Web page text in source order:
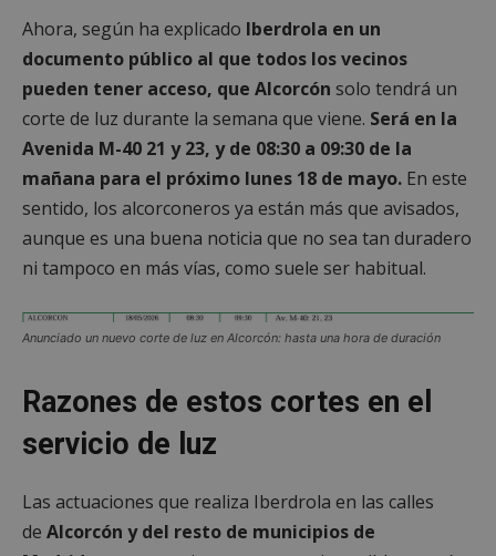
Ahora, según ha explicado Iberdrola en un
documento público al que todos los vecinos
pueden tener acceso, que Alcorcón solo tendrá un
corte de luz durante la semana que viene. Será en la
Avenida M-40 21 y 23, y de 08:30 a 09:30 de la
mañana para el próximo lunes 18 de mayo. En este
sentido, los alcorconeros ya están más que avisados,
aunque es una buena noticia que no sea tan duradero
ni tampoco en más vías, como suele ser habitual.
Anunciado un nuevo corte de luz en Alcorcón: hasta una hora de duración
Razones de estos cortes en el
servicio de luz
Las actuaciones que realiza Iberdrola en las calles
de Alcorcón y del resto de municipios de